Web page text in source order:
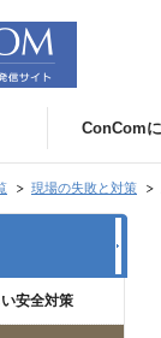
ConCom
現場の失敗と対策
安全対策